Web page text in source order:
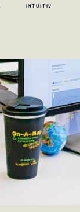
INTUITIV